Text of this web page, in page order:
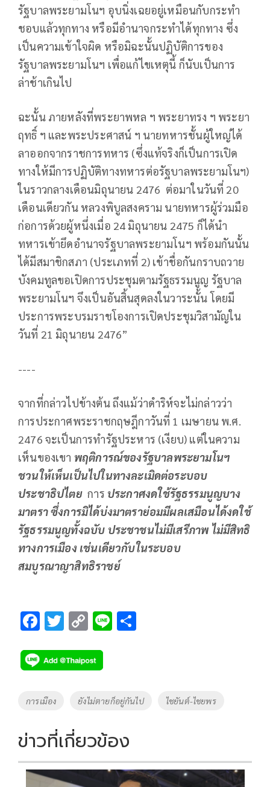
รัฐบาลพระยามโนฯ อุบนิ่งเฉยอยู่เหมือนกับกระทำ
ชอบแล้วทุกทาง หรือมีอำนาจกระทำได้ทุกทาง ซึ่ง
เป็นความเข้าใจผิด หรือมิฉะนั้นปฏิบัติการของ
รัฐบาลพระยามโนฯ เพื่อแก้ไขเหตุนี้ ก็นับเป็นการ
ล่าช้าเกินไป
ฉะนั้น ภายหลังที่พระยาพหล ฯ พระยาทรง ฯ พระยา
ฤทธิ์ ฯ และพระประศาสน์ ฯ นายทหารชั้นผู้ใหญ่ได้
ลาออกจากราชการทหาร (ซึ่งแท้จริงก็เป็นการเปิด
ทางให้มีการปฏิบัติทางทหารต่อรัฐบาลพระยามโนฯ)
ในราวกลางเดือนมิถุนายน 2476 ต่อมาในวันที่ 20
เดือนเดียวกัน หลวงพิบูลสงคราม นายทหารผู้ร่วมมือ
ก่อการด้วยผู้หนึ่งเมื่อ 24 มิถุนายน 2475 ก็ได้นำ
ทหารเข้ายึดอำนาจรัฐบาลพระยามโนฯ พร้อมกันนั้น
ได้มีสมาชิกสภา (ประเภทที่ 2) เข้าชื่อกันกราบถวาย
บังคมทูลขอเปิดการประชุมตามรัฐธรรมนูญ รัฐบาล
พระยามโนฯ จึงเป็นอันสิ้นสุดลงในวาระนั้น โดยมี
ประการพระบรมราชโองการเปิดประชุมวิสามัญใน
วันที่ 21 มิถุนายน 2476”
----
จากที่กล่าวไปข้างต้น ถึงแม้ว่าดำริห์จะไม่กล่าวว่า
การประกาศพระราชกฤษฎีกาวันที่ 1 เมษายน พ.ศ.
2476 จะเป็นการทำรัฐประหาร (เงียบ) แต่ในความ
เห็นของเขา พฤติการณ์ของรัฐบาลพระยามโนฯ
ชวนให้เห็นเป็นไปในทางละเมิดต่อระบอบ
ประชาธิปไตย การ ประกาศงดใช้รัฐธรรมนูญบาง
มาตรา ซึ่งการมิได้บ่งมาตราย่อมมีผลเสมือนได้งดใช้
รัฐธรรมนูญทั้งฉบับ ประชาชนไม่มีเสรีภาพ ไม่มีสิทธิ
ทางการเมือง เช่นเดียวกับในระบอบ
สมบูรณาญาสิทธิราชย์
F
e
b
o
k
T
tt
er
C
p
y
Li
k
Li
Tags
การเมือง ยังไม่ตายก็อยู่กันไป ไชยันต์-ไชยพร
ข่าวที่เกี่ยวข้อง